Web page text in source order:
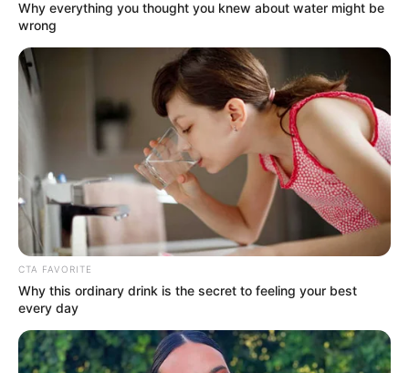
Why everything you thought you knew about water might be
wrong
CTA FAVORITE
Why this ordinary drink is the secret to feeling your best
every day